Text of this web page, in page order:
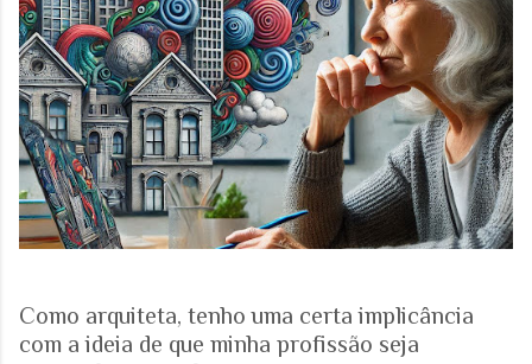
Como arquiteta, tenho uma certa implicância
com a ideia de que minha profissão seja